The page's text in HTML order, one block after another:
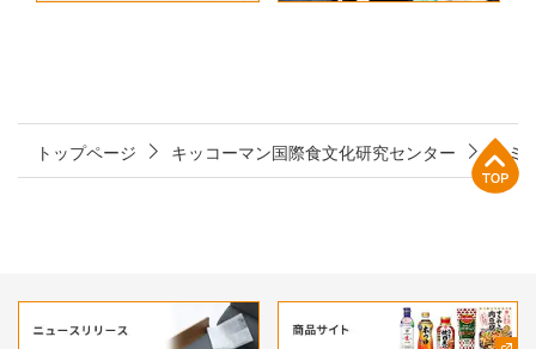
トップページ キッコーマン国際食文化研究センター セミ